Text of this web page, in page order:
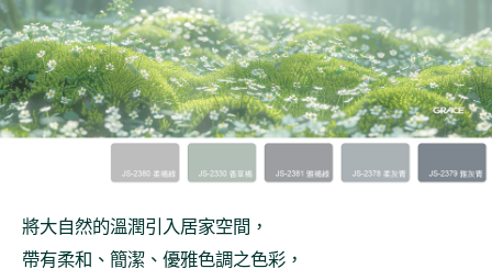
將大自然的溫潤引入居家空間，
帶有柔和、簡潔、優雅色調之色彩，